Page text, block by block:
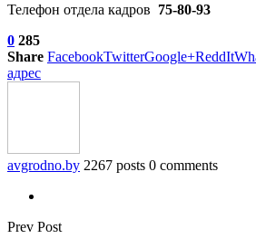
Телефон отдела кадров 75-80-93
0 285
Share FacebookTwitterGoogle+ReddIt
адрес
avgrodno.by 2267 posts 0 comments
Prev Post